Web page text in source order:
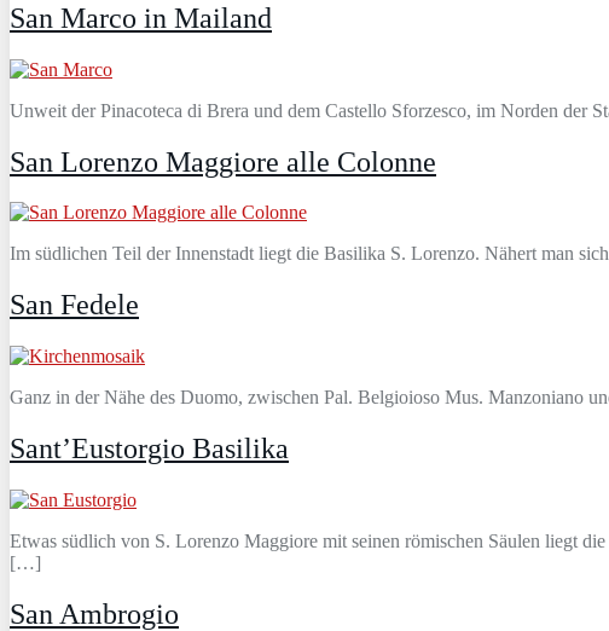
San Marco in Mailand
Unweit der Pinacoteca di Brera und dem Castello Sforzesco, im Norden
San Lorenzo Maggiore alle Colonne
Im südlichen Teil der Innenstadt liegt die Basilika S. Lorenzo. Nähert man
San Fedele
Ganz in der Nähe des Duomo, zwischen Pal. Belgioioso Mus. Manzoniano
Sant’Eustorgio Basilika
Etwas südlich von S. Lorenzo Maggiore mit seinen römischen Säulen liegt
[…]
San Ambrogio